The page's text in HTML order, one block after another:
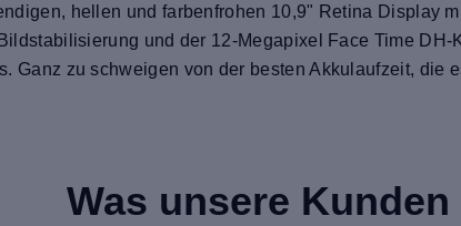
hellen und farbenfrohen 10,9" Retina Display
und der 12-Megapixel Face Time
Ganz zu schweigen von der besten Akkulaufzeit, die
Was unsere